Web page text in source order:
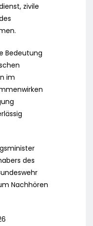
zivile
Bedeutung
im
des
Nachhören